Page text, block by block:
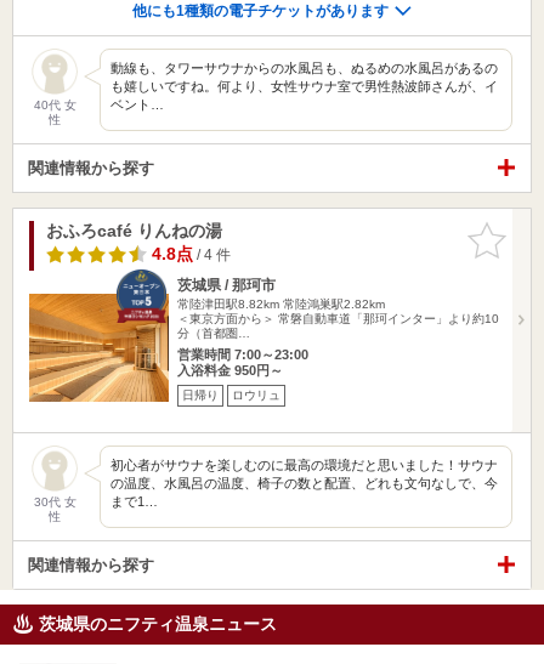
他にも1種類の電子チケットがあります
40代 女
性
動線も、タワーサウナからの水風呂も、ぬるめの水風呂があるの
も嬉しいですね。何より、女性サウナ室で男性熱波師さんが、イ
ベント…
関連情報から探す
お気に入
りに追加
おふろcafé りんねの湯
4.8点/ 4 件
茨城県 / 那珂市
常陸津田駅8.82km 常陸鴻巣駅2.82km
＜東京方面から＞ 常磐自動車道「那珂インター」より約10
分（首都圏…
営業時間 7:00～23:00
入浴料金 950円～
日帰り ロウリュ
30代 女
性
初心者がサウナを楽しむのに最高の環境だと思いました！サウナ
の温度、水風呂の温度、椅子の数と配置、どれも文句なしで、今
まで1…
関連情報から探す
茨城県のニフティ温泉ニュース